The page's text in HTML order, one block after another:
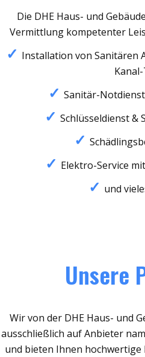
Die DHE Haus- und
Vermittlung kompetenter
Installation von Sanitären
Sanitär-
Schlüsseldienst &
Elektro-Service
und
Unsere
Wir von der DHE Haus- und
ausschließlich auf Anbieter
und bieten Ihnen